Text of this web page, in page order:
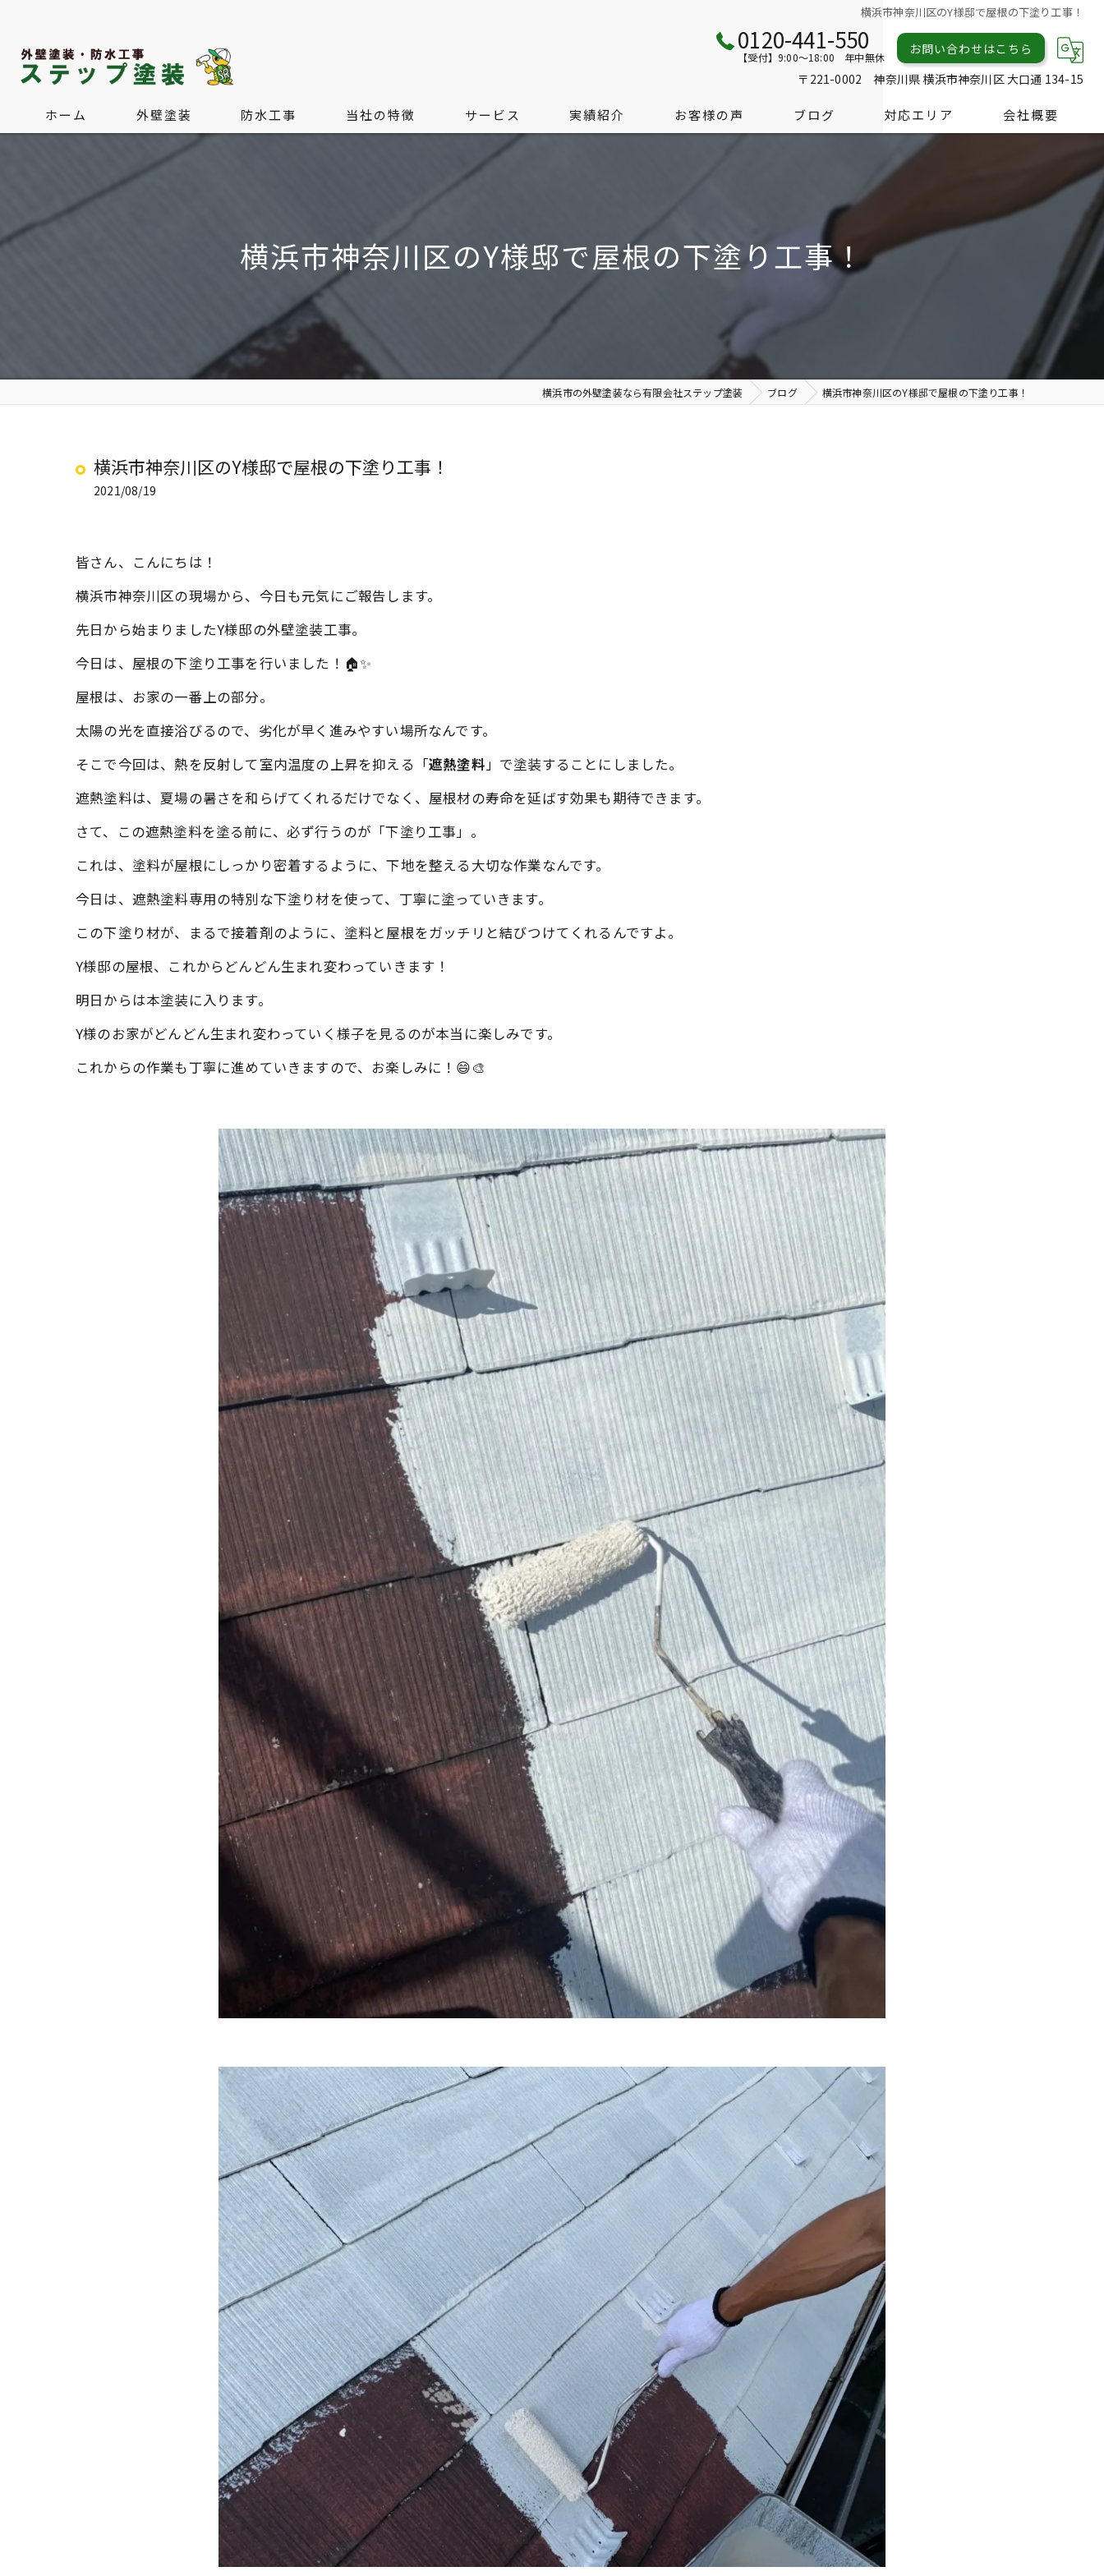
横浜市神奈川区のY様邸で屋根の下塗り工事！
0120-441-550
【受付】9:00～18:00 年中無休
お問い合わせはこちら
〒221-0002 神奈川県 横浜市神奈川区 大口通 134-15
ホーム 外壁塗装
屋根塗装・屋根葺き替え
防水工事 当社の特徴
外構工事
サービス
サービス
無料現地調査のご案内
実績紹介 お客様の声 ブログ 対応エリア 会社概要
横浜市神奈川区のY様邸で屋根の下塗り工事！
横浜市の外壁塗装なら有限会社ステップ塗装 ブログ 横浜市神奈川区のY様邸で屋根の下塗り工事！
横浜市神奈川区のY様邸で屋根の下塗り工事！
2021/08/19
皆さん、こんにちは！
横浜市神奈川区の現場から、今日も元気にご報告します。
先日から始まりましたY様邸の外壁塗装工事。
今日は、屋根の下塗り工事を行いました！🏠✨
屋根は、お家の一番上の部分。
太陽の光を直接浴びるので、劣化が早く進みやすい場所なんです。
そこで今回は、熱を反射して室内温度の上昇を抑える「遮熱塗料」で塗装することにしました。
遮熱塗料は、夏場の暑さを和らげてくれるだけでなく、屋根材の寿命を延ばす効果も期待できます。
さて、この遮熱塗料を塗る前に、必ず行うのが「下塗り工事」。
これは、塗料が屋根にしっかり密着するように、下地を整える大切な作業なんです。
今日は、遮熱塗料専用の特別な下塗り材を使って、丁寧に塗っていきます。
この下塗り材が、まるで接着剤のように、塗料と屋根をガッチリと結びつけてくれるんですよ。
Y様邸の屋根、これからどんどん生まれ変わっていきます！
明日からは本塗装に入ります。
Y様のお家がどんどん生まれ変わっていく様子を見るのが本当に楽しみです。
これからの作業も丁寧に進めていきますので、お楽しみに！😄🎨